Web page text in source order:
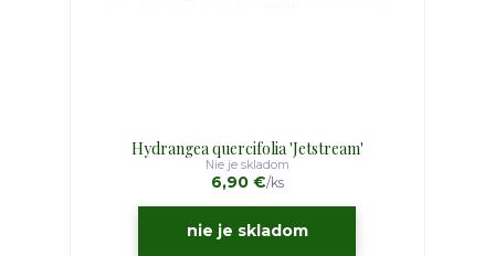
Hydrangea quercifolia 'Jetstream'
6,90 €/ks
Nie je skladom
nie je skladom